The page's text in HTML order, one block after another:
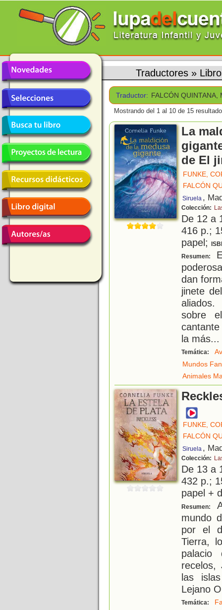
Traductores »
Traductor: FALCÓN QUINTANA,
Mostrando del 1 al 10 de 15
La
de El
FUNKE,
FALCÓN
Siruela ,
Colección:
De 12 a
416 p.;
papel;
Resumen:
dan
jinete
sobre
la más...
Temática:
Mundos
Animales
FUNKE,
FALCÓN
Siruela ,
Colección:
De 13 a
432 p.;
papel +
Resumen:
mundo
por el
Tierra,
recelos,
las
Lejano
Temática: